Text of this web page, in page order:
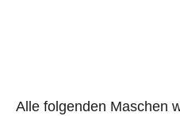
Alle folgenden Maschen